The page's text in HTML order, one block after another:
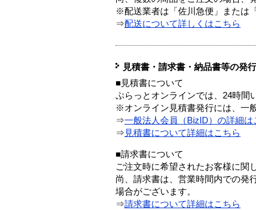
※配送業者は「佐川急便」または
⇒配送について詳しくはこちら
見積書・請求書・納品書等の発
■見積書について
ぷらっとオンラインでは、24時間
※オンライン見積書発行には、一
⇒一般法人会員（BizID）の詳細は
⇒ 見積書について詳細はこちら
■請求書について
ご注文時に希望されたお客様に関
尚、請求書は、営業時間内での発
場合がございます。
⇒請求書について詳細はこちら